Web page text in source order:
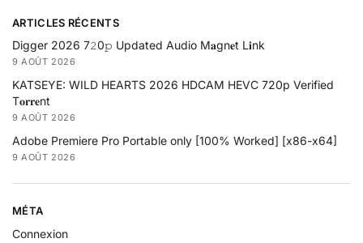
ARTICLES RÉCENTS
Digger 2026 7𝟸0𝚙 Updated Audio M𝐚gn𝐞t L𝐢nk
9 AOÛT 2026
KATSEYE: WILD HEARTS 2026 HDCAM HEVC 720p Verified
T𝐨𝐫𝐫𝐞nt
9 AOÛT 2026
Adobe Premiere Pro Portable only [100% Worked] [x86-x64]
9 AOÛT 2026
MÉTA
Connexion